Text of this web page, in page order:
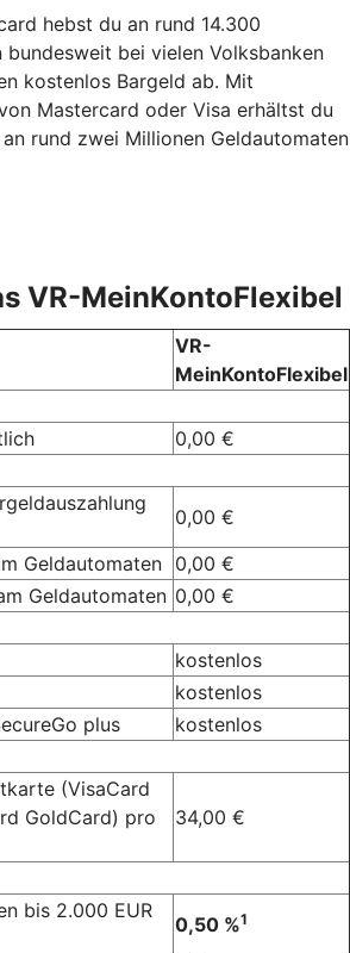
hebst du an rund 14.300
bundesweit bei vielen Volksbanken
kostenlos Bargeld ab. Mit
Mastercard oder Visa erhältst du
rund zwei Millionen Geldautomaten
VR-MeinKontoFlexibel
VR-
MeinKontoFlexibel
0,00 €
0,00 €
Geldautomaten 0,00 €
Geldautomaten 0,00 €
kostenlos
kostenlos
plus
kostenlos
(VisaCard
GoldCard) pro
34,00 €
bis 2.000 EUR
0,50 %1